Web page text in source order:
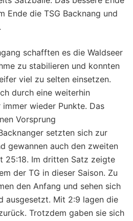
Ende die TSG Backnang und
schafften es die Waldseer
zu stabilieren und konnten
viel zu selten einsetzen.
durch eine weiterhin
wieder Punkte. Das
Vorsprung
setzten sich zur
gewannen auch den zweiten
25:18. Im dritten Satz zeigte
der TG in dieser Saison. Zu
den Anfang und sehen sich
ausgesetzt. Mit 2:9 lagen die
Trotzdem gaben sie sich